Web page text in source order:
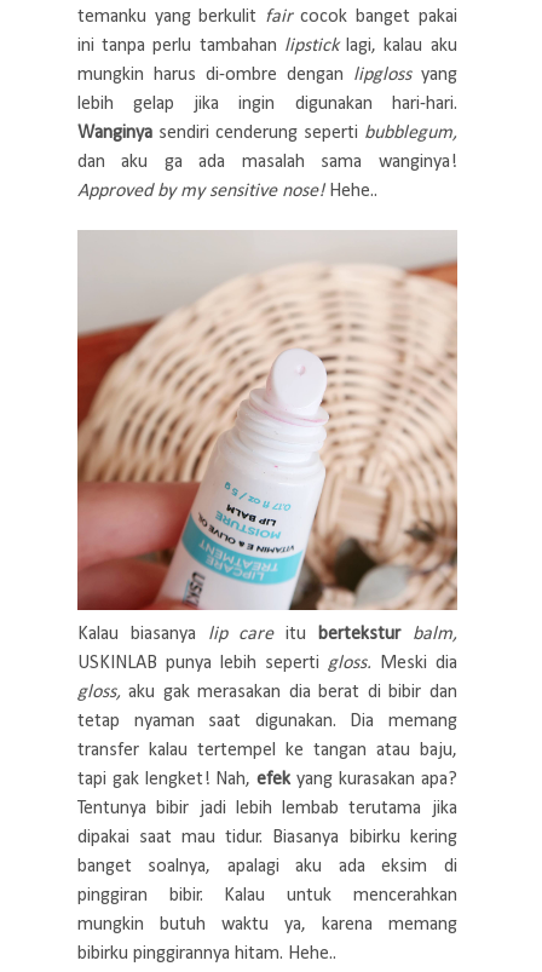
temanku yang berkulit faircocok banget pakai
ini tanpa perlu tambahan lipstick lagi, kalau aku
mungkin harus di-ombre dengan lipgloss yang
lebih gelap jika ingin digunakan hari-hari.
Wanginya sendiri cenderung seperti bubblegum,
dan aku ga ada masalah sama wanginya!
Approved by my sensitive nose! Hehe..
Kalau biasanya lip careitu bertekstur balm,
USKINLAB punya lebih seperti gloss.
Meski dia
gloss,aku gak merasakan dia berat di bibir dan
tetap nyaman saat digunakan. Dia memang
transfer kalau tertempel ke tangan atau baju,
tapi gak lengket! Nah,efekyang kurasakan apa?
Tentunya bibir jadi lebih lembab terutama jika
dipakai saat mau tidur. Biasanya bibirku kering
banget soalnya, apalagi aku ada eksim di
pinggiran bibir. Kalau untuk mencerahkan
mungkin butuh waktu ya, karena memang
bibirku pinggirannya hitam. Hehe..